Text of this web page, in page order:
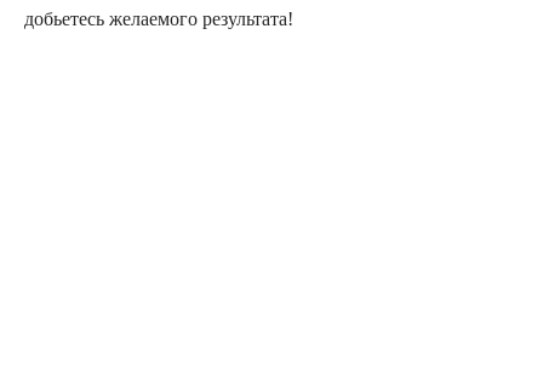
добьетесь желаемого результата!